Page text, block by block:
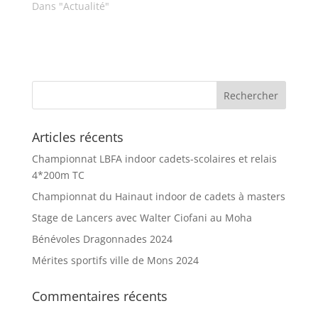
Dans "Actualité"
Articles récents
Championnat LBFA indoor cadets-scolaires et relais
4*200m TC
Championnat du Hainaut indoor de cadets à masters
Stage de Lancers avec Walter Ciofani au Moha
Bénévoles Dragonnades 2024
Mérites sportifs ville de Mons 2024
Commentaires récents